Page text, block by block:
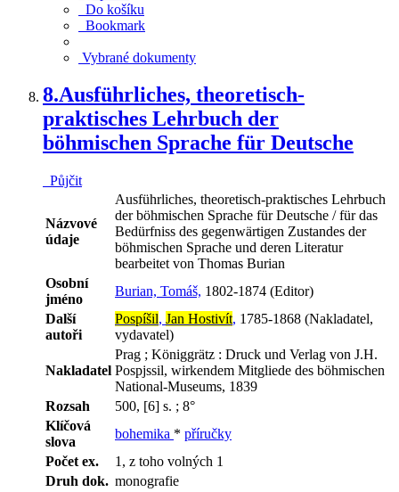
Do košíku
Bookmark
Vybrané dokumenty
8.Ausführliches, theoretisch-
praktisches Lehrbuch der
böhmischen Sprache für Deutsche
Půjčit
Názvové
údaje
Ausführliches, theoretisch-praktisches Lehrbuch
der böhmischen Sprache für Deutsche / für das
Bedürfniss des gegenwärtigen Zustandes der
böhmischen Sprache und deren Literatur
bearbeitet von Thomas Burian
Osobní
jméno
Burian, Tomáš, 1802-1874 (Editor)
Další
autoři
Pospíšil, Jan Hostivít, 1785-1868 (Nakladatel,
vydavatel)
Nakladatel
Prag ; Königgrätz : Druck und Verlag von J.H.
Pospjssil, wirkendem Mitgliede des böhmischen
National-Museums, 1839
Rozsah
500, [6] s. ; 8°
Klíčová
slova
bohemika * příručky
Počet ex.
1, z toho volných 1
Druh dok. monografie